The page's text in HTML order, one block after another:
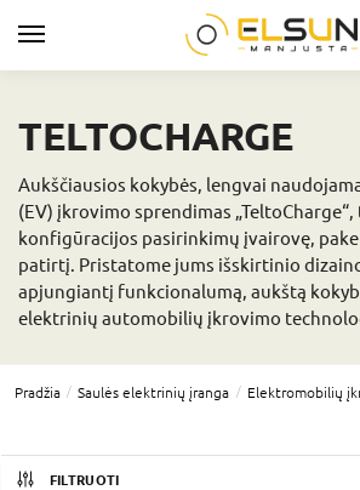
TELTOCHARGE
Aukščiausios kokybės, lengvai
(EV) įkrovimo sprendimas
konfigūracijos pasirinkimų įvairovę,
patirtį. Pristatome jums išskirtinio
apjungiantį funkcionalumą, aukštą
elektrinių automobilių įkrovimo
Pradžia / Saulės elektrinių įranga / Elektromobilių
FILTRUOTI